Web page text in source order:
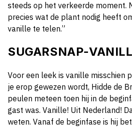
steeds op het verkeerde moment.
precies wat de plant nodig heeft
vanille te telen.”
SUGARSNAP-
Voor een leek is vanille misschien
je erop gewezen wordt, Hidde de
peulen meteen toen hij in de
gast was. Vanille! Uit Nederland!
weten. Vanaf de beginfase is hij